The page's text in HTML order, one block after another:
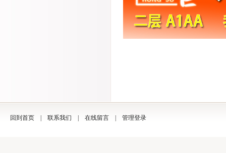
回到首页 联系我们 在线留言 管理登录